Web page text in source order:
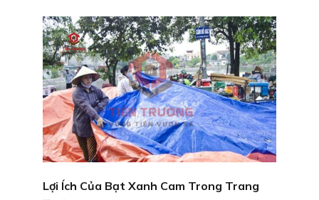
Lợi Ích Của Bạt Xanh Cam Trong Trang